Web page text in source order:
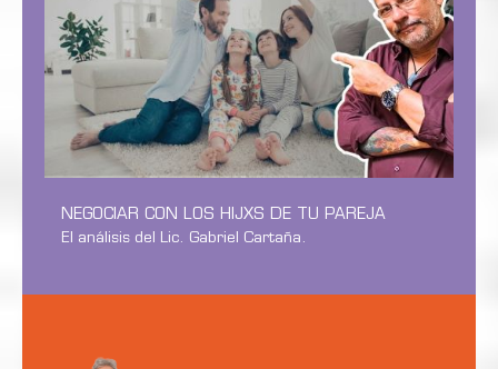
NEGOCIAR CON LOS HIJXS DE TU PAREJA
El análisis del Lic. Gabriel Cartaña.